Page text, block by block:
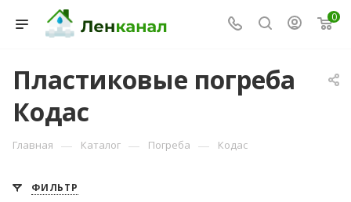
0
Пластиковые погреба
Кодас
Главная — Каталог — Погреба — Кодас
ФИЛЬТР